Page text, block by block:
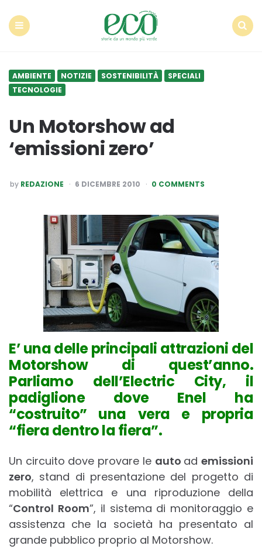
AMBIENTE NOTIZIE SOSTENIBILITÀ
SPECIALI
TECNOLOGIE
Un Motorshow ad
‘emissioni zero’
POSTED
BY
by REDAZIONE 6 DICEMBRE 2010 0 COMMENTS
E’ una delle principali attrazioni del
Motorshow di quest’anno.
Parliamo dell’Electric City, il
padiglione dove Enel ha
“costruito” una vera e propria
“fiera dentro la fiera”.
Un circuito dove provare le auto ademissioni
zero, stand di presentazione del progetto di
mobilità elettrica e una riproduzione della
“Control Room”, il sistema di monitoraggio e
assistenza che la società ha presentato al
grande pubblico proprio al Motorshow.